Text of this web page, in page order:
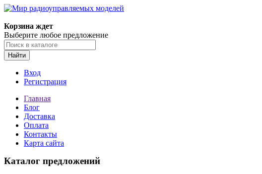
Корзина ждет
Выберите любое предложение
Найти
Вход
Регистрация
Главная
Блог
Доставка
Оплата
Контакты
Карта сайта
Каталог предложений